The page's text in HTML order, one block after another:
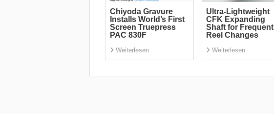
Chiyoda Gravure
Installs World’s First
Screen Truepress
PAC 830F
Weiterlesen
Ultra-Lightweight
CFK Expanding
Shaft for Frequent
Reel Changes
Weiterlesen